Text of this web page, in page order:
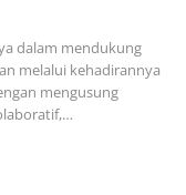
dalam mendukung
melalui kehadirannya
mengusung